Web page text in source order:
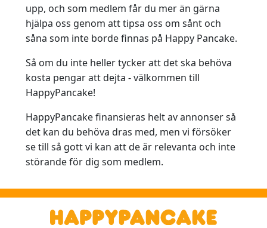
upp, och som medlem får du mer än gärna
hjälpa oss genom att tipsa oss om sånt och
såna som inte borde finnas på Happy Pancake.
Så om du inte heller tycker att det ska behöva
kosta pengar att dejta - välkommen till
HappyPancake!
HappyPancake finansieras helt av annonser så
det kan du behöva dras med, men vi försöker
se till så gott vi kan att de är relevanta och inte
störande för dig som medlem.